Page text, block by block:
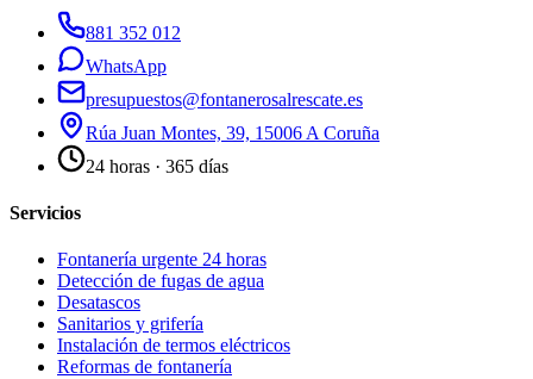
881 352 012
WhatsApp
presupuestos@fontanerosalrescate.es
Rúa Juan Montes, 39, 15006 A Coruña
24 horas · 365 días
Servicios
Fontanería urgente 24 horas
Detección de fugas de agua
Desatascos
Sanitarios y grifería
Instalación de termos eléctricos
Reformas de fontanería